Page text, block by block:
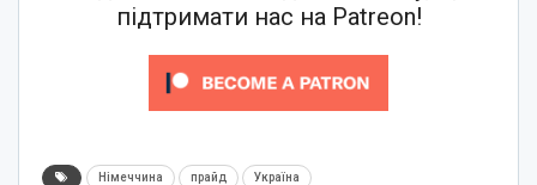
підтримати нас на Patreon!
Німеччина прайд Україна